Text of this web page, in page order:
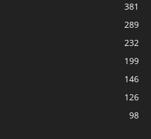
381
289
232
199
146
126
98